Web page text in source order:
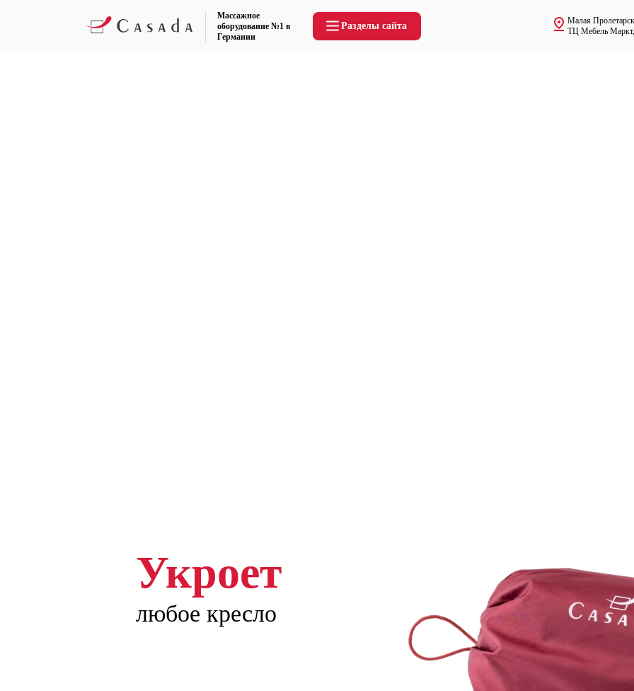
Массажное
оборудование №1 в
Германии
Разделы сайта
Малая
ТЦ Мебель
Укроет
любое кресло